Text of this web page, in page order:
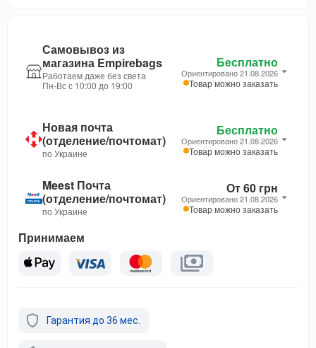
Самовывоз из
магазина Empirebags
Работаем даже без света
Пн-Вс с 10:00 до 19:00
Бесплатно
Ориентировано 21.08.2026
Товар можно заказать
Новая почта
(отделение/почтомат)
по Украине
Бесплатно
Ориентировано 21.08.2026
Товар можно заказать
Meest Почта
(отделение/почтомат)
по Украине
От 60 грн
Ориентировано 21.08.2026
Товар можно заказать
Принимаем
Гарантия до 36 мес.